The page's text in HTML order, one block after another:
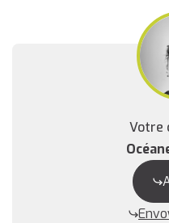
Votre